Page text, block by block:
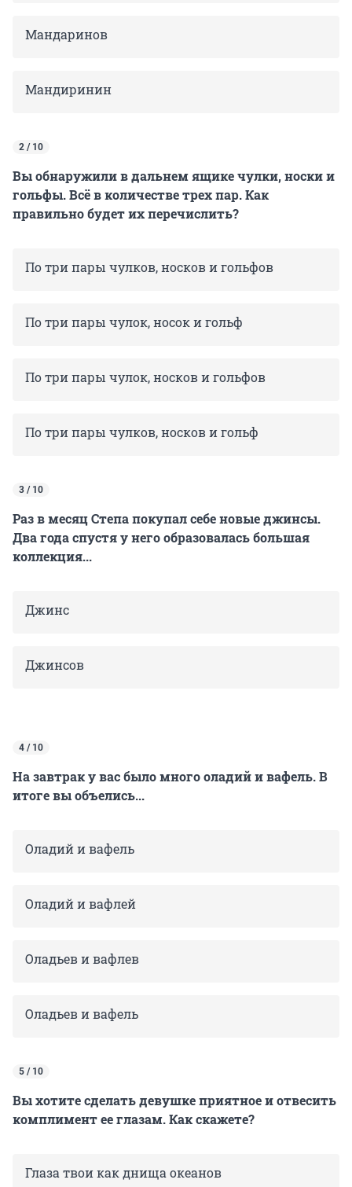
Мандаринов
Мандиринин
2 / 10
Вы обнаружили в дальнем ящике чулки, носки и
гольфы. Всё в количестве трех пар. Как
правильно будет их перечислить?
По три пары чулков, носков и гольфов
По три пары чулок, носок и гольф
По три пары чулок, носков и гольфов
По три пары чулков, носков и гольф
3 / 10
Раз в месяц Степа покупал себе новые джинсы.
Два года спустя у него образовалась большая
коллекция...
Джинс
Джинсов
4 / 10
На завтрак у вас было много оладий и вафель. В
итоге вы объелись...
Оладий и вафель
Оладий и вафлей
Оладьев и вафлев
Оладьев и вафель
5 / 10
Вы хотите сделать девушке приятное и отвесить
комплимент ее глазам. Как скажете?
Глаза твои как днища океанов